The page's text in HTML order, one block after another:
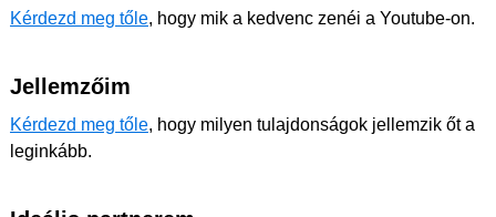
Kérdezd meg tőle, hogy mik a kedvenc zenéi a Youtube-on.
Jellemzőim
Kérdezd meg tőle, hogy milyen tulajdonságok jellemzik őt a
leginkább.